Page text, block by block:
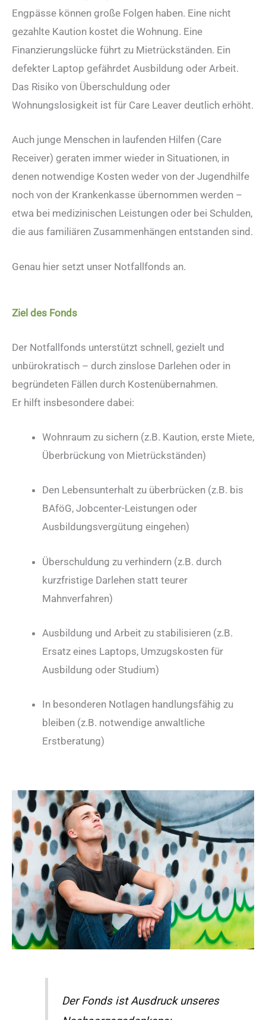
Engpässe können große Folgen haben. Eine nicht
gezahlte Kaution kostet die Wohnung. Eine
Finanzierungslücke führt zu Mietrückständen. Ein
defekter Laptop gefährdet Ausbildung oder Arbeit.
Das Risiko von Überschuldung oder
Wohnungslosigkeit ist für Care Leaver deutlich erhöht.
Auch junge Menschen in laufenden Hilfen (Care
Receiver) geraten immer wieder in Situationen, in
denen notwendige Kosten weder von der Jugendhilfe
noch von der Krankenkasse übernommen werden –
etwa bei medizinischen Leistungen oder bei Schulden,
die aus familiären Zusammenhängen entstanden sind.
Genau hier setzt unser Notfallfonds an.
Ziel des Fonds
Der Notfallfonds unterstützt schnell, gezielt und
unbürokratisch – durch zinslose Darlehen oder in
begründeten Fällen durch Kostenübernahmen.
Er hilft insbesondere dabei:
Wohnraum zu sichern (z.B. Kaution, erste Miete,
Überbrückung von Mietrückständen)
Den Lebensunterhalt zu überbrücken (z.B. bis
BAföG, Jobcenter-Leistungen oder
Ausbildungsvergütung eingehen)
Überschuldung zu verhindern (z.B. durch
kurzfristige Darlehen statt teurer
Mahnverfahren)
Ausbildung und Arbeit zu stabilisieren (z.B.
Ersatz eines Laptops, Umzugskosten für
Ausbildung oder Studium)
In besonderen Notlagen handlungsfähig zu
bleiben (z.B. notwendige anwaltliche
Erstberatung)
Der Fonds ist Ausdruck unseres